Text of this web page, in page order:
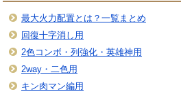
最大火力配置とは？一覧まとめ
回復十字消し用
2色コンボ・列強化・英雄神用
2way・二色用
キン肉マン編用